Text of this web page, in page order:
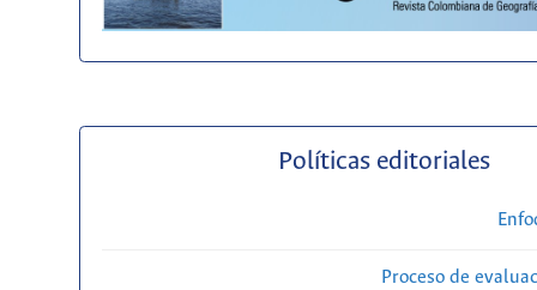
Políticas editoriales
Proceso de